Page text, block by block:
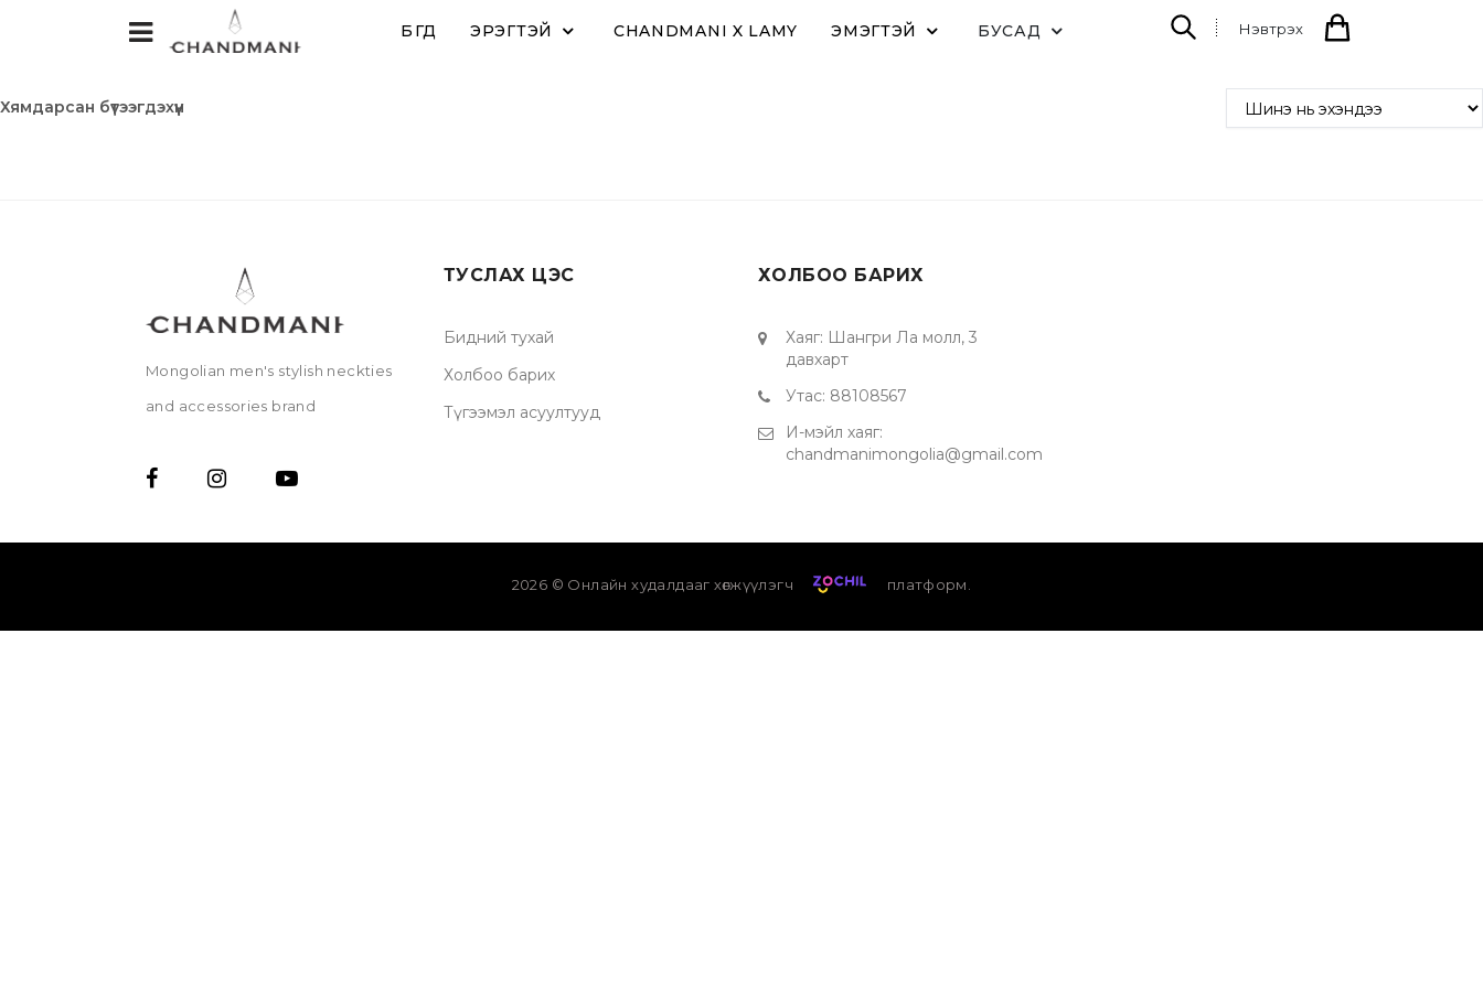
БҮГД ЭРЭГТЭЙ CHANDMANI X LAMY ЭМЭГТЭЙ БУСАД Нэвтрэх
Хямдарсан бүтээгдэхүүн
Mongolian men's stylish neckties
and accessories brand
ТУСЛАХ ЦЭС
Бидний тухай
Холбоо барих
Түгээмэл асуултууд
ХОЛБОО БАРИХ
Хаяг: Шангри Ла молл, 3
давхарт
Утас: 88108567
И-мэйл хаяг:
chandmanimongolia@gmail.com
2026 © Онлайн худалдааг хөгжүүлэгч платформ.